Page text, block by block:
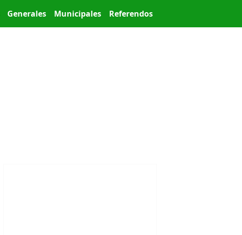
Generales Municipales Referendos